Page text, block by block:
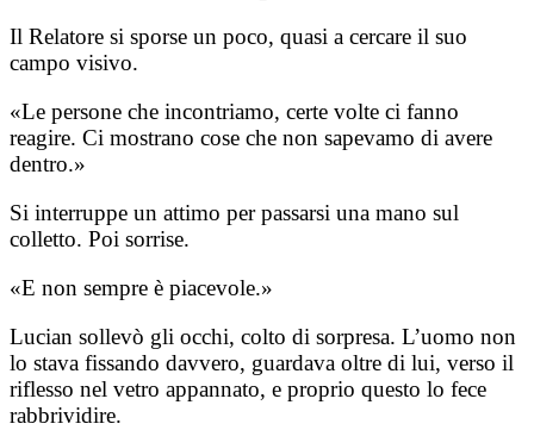
Il Relatore si sporse un poco, quasi a cercare il suo
campo visivo.
«Le persone che incontriamo, certe volte ci fanno
reagire. Ci mostrano cose che non sapevamo di avere
dentro.»
Si interruppe un attimo per passarsi una mano sul
colletto. Poi sorrise.
«E non sempre è piacevole.»
Lucian sollevò gli occhi, colto di sorpresa. L’uomo non
lo stava fissando davvero, guardava oltre di lui, verso il
riflesso nel vetro appannato, e proprio questo lo fece
rabbrividire.